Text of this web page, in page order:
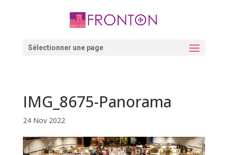
Sélectionner une page
IMG_8675-Panorama
24 Nov 2022